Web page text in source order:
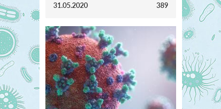
31.05.2020 389